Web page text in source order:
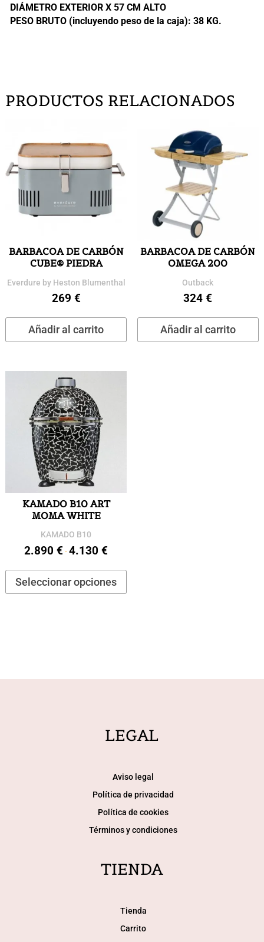
DIÁMETRO EXTERIOR X 57 CM ALTO
PESO BRUTO (incluyendo peso de la caja): 38 KG.
PRODUCTOS RELACIONADOS
BARBACOA DE CARBÓN
CUBE® PIEDRA
Everdure by Heston Blumenthal
269 €
Añadir al carrito
BARBACOA DE CARBÓN
OMEGA 200
Outback
324€
Añadir al carrito
KAMADO B10 ART
MOMA WHITE
KAMADO B10
2.890€ -4.130€
precios:
desde
Seleccionar opciones
la
producto
LEGAL
Aviso legal
Política de privacidad
Política de cookies
Términos y condiciones
TIENDA
Tienda
Carrito